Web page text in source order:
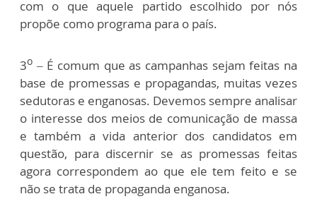
com o que aquele partido escolhido por nós
propõe como programa para o país.
3o – É comum que as campanhas sejam feitas na
base de promessas e propagandas, muitas vezes
sedutoras e enganosas. Devemos sempre analisar
o interesse dos meios de comunicação de massa
e também a vida anterior dos candidatos em
questão, para discernir se as promessas feitas
agora correspondem ao que ele tem feito e se
não se trata de propaganda enganosa.